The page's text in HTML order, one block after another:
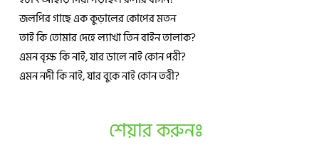
জলপির গাছে এক কুড়ালের কোপের মতন
তাই কি তোমার দেহে ল্যাখা তিন বাইন তালাক?
এমন বৃক্ষ কি নাই, যার ডালে নাই কোন পরী?
এমন নদী কি নাই, যার বুকে নাই কোন তরী?
শেয়ার করুনঃ